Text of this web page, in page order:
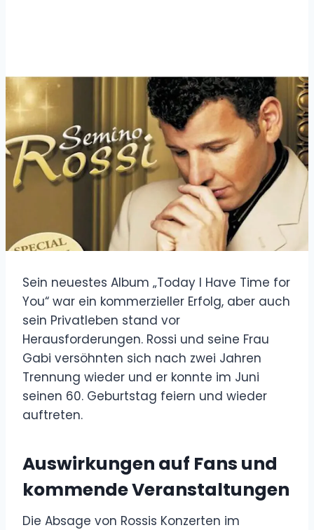
Sein neuestes Album „Today I Have Time for
You“ war ein kommerzieller Erfolg, aber auch
sein Privatleben stand vor
Herausforderungen. Rossi und seine Frau
Gabi versöhnten sich nach zwei Jahren
Trennung wieder und er konnte im Juni
seinen 60. Geburtstag feiern und wieder
auftreten.
Auswirkungen auf Fans und
kommende Veranstaltungen
Die Absage von Rossis Konzerten im